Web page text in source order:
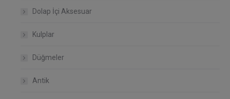
Dolap İçi Aksesuar
Kulplar
Düğmeler
Antik